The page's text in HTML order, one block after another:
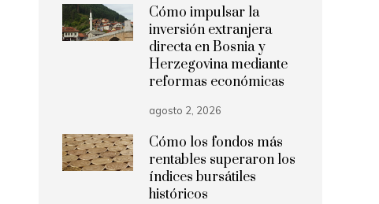
Cómo impulsar la
inversión extranjera
directa en Bosnia y
Herzegovina mediante
reformas económicas
agosto 2, 2026
Cómo los fondos más
rentables superaron los
índices bursátiles
históricos